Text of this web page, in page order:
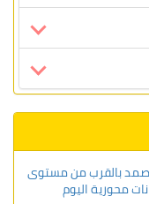
بالقرب من مستوى
محورية اليوم